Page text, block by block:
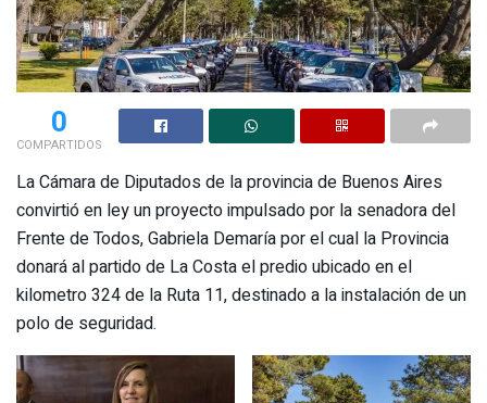
0
COMPARTIDOS
La Cámara de Diputados de la provincia de Buenos Aires
convirtió en ley un proyecto impulsado por la senadora del
Frente de Todos, Gabriela Demaría por el cual la Provincia
donará al partido de La Costa el predio ubicado en el
kilometro 324 de la Ruta 11, destinado a la instalación de un
polo de seguridad.